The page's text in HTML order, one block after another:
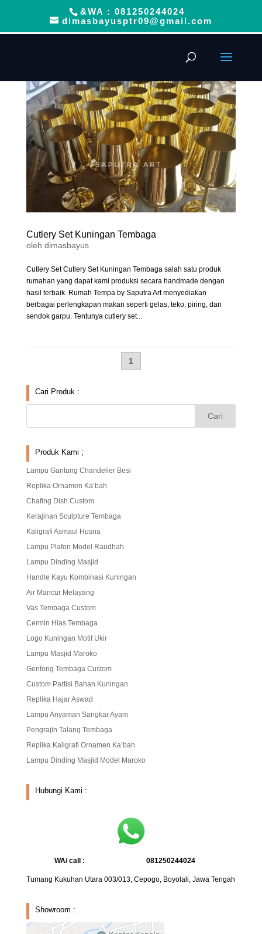
&WA : 081250244024
dimasbayusptr09@gmail.com
Cutlery Set Kuningan Tembaga
oleh dimasbayus
Cutlery Set Cutlery Set Kuningan Tembaga salah satu produk
rumahan yang dapat kami produksi secara handmade dengan
hasil terbaik. Rumah Tempa by Saputra Art menyediakan
berbagai perlengkapan makan seperti gelas, teko, piring, dan
sendok garpu. Tentunya cutlery set...
1
Cari Produk :
Produk Kami ;
Lampu Gantung Chandelier Besi
Replika Ornamen Ka’bah
Chafing Dish Custom
Kerajinan Sculpture Tembaga
Kaligrafi Asmaul Husna
Lampu Plafon Model Raudhah
Lampu Dinding Masjid
Handle Kayu Kombinasi Kuningan
Air Mancur Melayang
Vas Tembaga Custom
Cermin Hias Tembaga
Logo Kuningan Motif Ukir
Lampu Masjid Maroko
Gentong Tembaga Custom
Custom Partisi Bahan Kuningan
Replika Hajar Aswad
Lampu Anyaman Sangkar Ayam
Pengrajin Talang Tembaga
Replika Kaligrafi Ornamen Ka’bah
Lampu Dinding Masjid Model Maroko
Hubungi Kami :
WA/ call : 081250244024
Tumang Kukuhan Utara 003/013, Cepogo, Boyolali, Jawa Tengah
Showroom :